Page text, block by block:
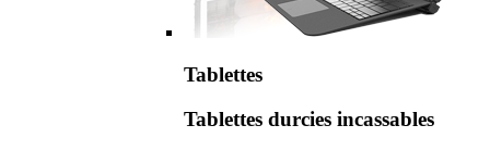
Tablettes
Tablettes durcies incassables